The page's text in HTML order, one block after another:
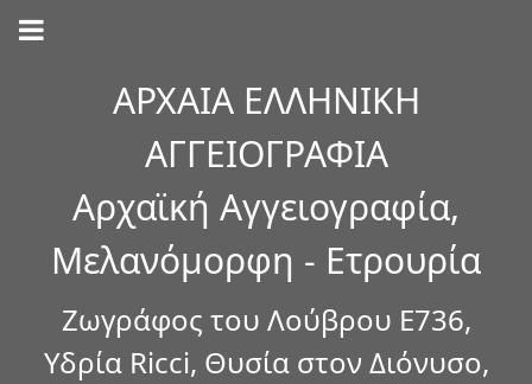
ΑΡΧΑΙΑ ΕΛΛΗΝΙΚΗ
ΑΓΓΕΙΟΓΡΑΦΙΑ
Αρχαϊκή Αγγειογραφία,
Μελανόμορφη - Ετρουρία
Ζωγράφος του Λούβρου Ε736,
Υδρία Ricci, Θυσία στον Διόνυσο,